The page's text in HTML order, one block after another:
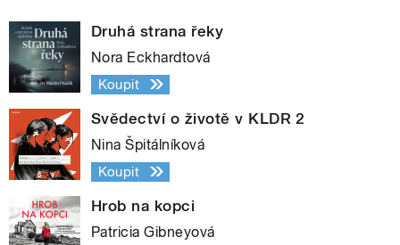
Druhá strana řeky
Nora Eckhardtová
Koupit
Svědectví o životě v KLDR 2
Nina Špitálníková
Koupit
Hrob na kopci
Patricia Gibneyová